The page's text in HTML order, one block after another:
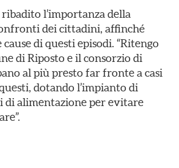
l’importanza della
dei cittadini, affinché
di questi episodi. “Ritengo
di Riposto e il consorzio di
al più presto far fronte a casi
dotando l’impianto di
di alimentazione per evitare